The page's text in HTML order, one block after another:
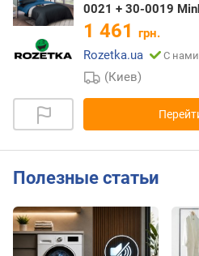
0021 + 30-0019
1 461 грн.
Rozetka.ua
С нами
(Киев)
Полезные статьи